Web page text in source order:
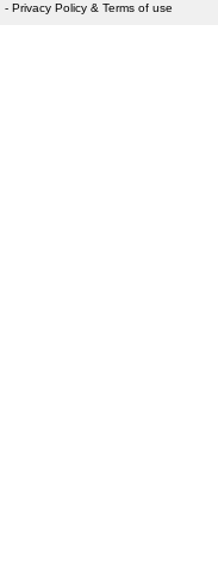
- Privacy Policy & Terms of use